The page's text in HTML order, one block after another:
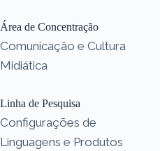
Área de Concentração
Comunicação e Cultura
Midiática
Linha de Pesquisa
Configurações de
Linguagens e Produtos